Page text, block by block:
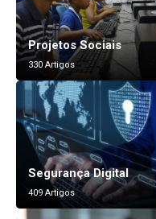
Projetos Sociais
330 Artigos
Segurança Digital
409 Artigos